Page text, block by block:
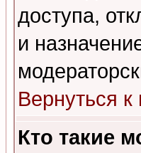
доступа,
и
Вернуться к
Кто такие